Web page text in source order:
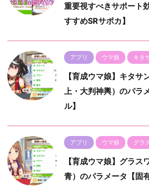
重要視すべきサポート
すすめSRサポカ】
アプリ ウマ娘 キタ
【育成ウマ娘】キタサ
上・大判神輿）のパラ
ル】
アプリ ウマ娘 グラ
【育成ウマ娘】グラス
青）のパラメータ【固